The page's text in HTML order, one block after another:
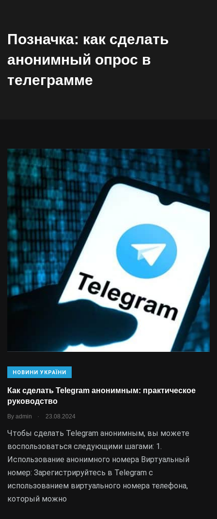
Позначка: как сделать
анонимный опрос в
телеграмме
НОВИНИ УКРАЇНИ
Как сделать Telegram анонимным: практическое
руководство
By admin . 23.08.2024
Чтобы сделать Telegram анонимным, вы можете
воспользоваться следующими шагами: 1.
Использование анонимного номера Виртуальный
номер: Зарегистрируйтесь в Telegram с
использованием виртуального номера телефона,
который можно